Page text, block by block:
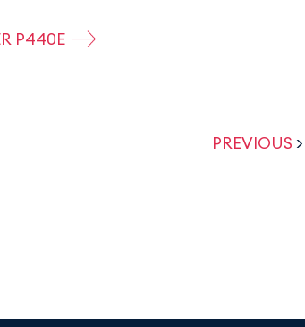
P440E
PREVIOUS >